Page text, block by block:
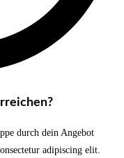
durch dein Angebot
adipiscing elit.